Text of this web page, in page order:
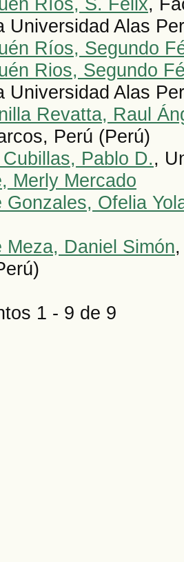
Universidad Alas
Ríos, Segundo
Rios, Segundo
Universidad Alas
Revatta, Raul
Perú (Perú)
Pablo D.,
Merly Mercado
Gonzales, Ofelia
Meza, Daniel Simón
1 - 9 de 9